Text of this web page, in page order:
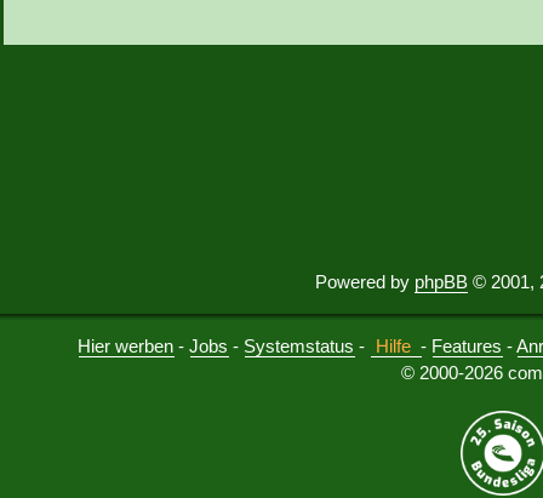
Powered by phpBB © 2001,
Hier werben -Jobs - Systemstatus - Hilfe - Features -
© 2000-2026